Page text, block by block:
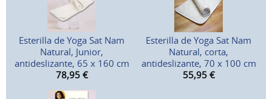
Esterilla de Yoga Sat Nam
Natural, Junior,
antideslizante, 65 x 160 cm
78,95 €
Esterilla de Yoga Sat Nam
Natural, corta,
antideslizante, 70 x 100 cm
55,95 €